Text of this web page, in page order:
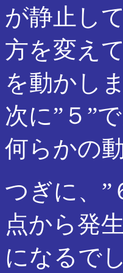
が静止し
方を変え
を動かし
次に”５”
何らかの
つぎに、”
点から発
になるで